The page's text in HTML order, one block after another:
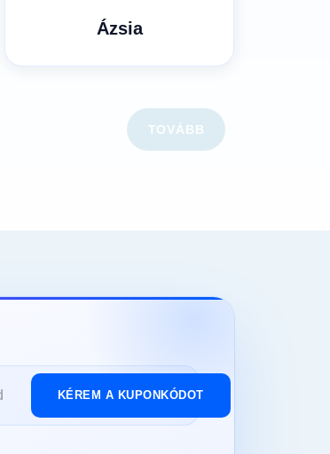
Ázsia
TOVÁBB
KÉREM A KUPONKÓDOT